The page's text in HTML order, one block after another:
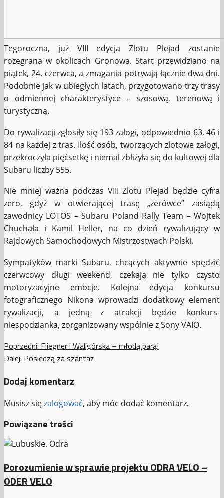
Tegoroczna, już VIII edycja Zlotu Plejad zostanie
rozegrana w okolicach Gronowa. Start przewidziano na
piątek, 24. czerwca, a zmagania potrwają łącznie dwa dni.
Podobnie jak w ubiegłych latach, przygotowano trzy trasy
o odmiennej charakterystyce – szosową, terenową i
turystyczną.
Do rywalizacji zgłosiły się 193 załogi, odpowiednio 63, 46 i
84 na każdej z tras. Ilość osób, tworzących zlotowe załogi,
przekroczyła pięćsetkę i niemal zbliżyła się do kultowej dla
Subaru liczby 555.
Nie mniej ważna podczas VIII Zlotu Plejad będzie cyfra
zero, gdyż w otwierającej trasę „zerówce” zasiądą
zawodnicy LOTOS – Subaru Poland Rally Team – Wojtek
Chuchała i Kamil Heller, na co dzień rywalizujący w
Rajdowych Samochodowych Mistrzostwach Polski.
Sympatyków marki Subaru, chcących aktywnie spędzić
czerwcowy długi weekend, czekają nie tylko czysto
motoryzacyjne emocje. Kolejna edycja konkursu
fotograficznego Nikona wprowadzi dodatkowy element
rywalizacji, a jedną z atrakcji będzie konkurs-
niespodzianka, zorganizowany wspólnie z Sony VAIO.
Zobacz
wpisy
Poprzedni: Fliegner i Waligórska – młodą parą!
Dalej: Posiedzą za szantaż
Dodaj komentarz
Musisz sięzalogować, aby móc dodać komentarz.
Powiązane treści
Porozumienie w sprawie projektu ODRA VELO –
ODER VELO